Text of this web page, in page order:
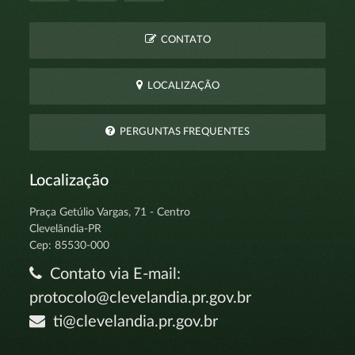
CONTATO
LOCALIZAÇÃO
PERGUNTAS FREQUENTES
Localização
Praça Getúlio Vargas, 71 - Centro
Clevelândia-PR
Cep: 85530-000
Contato via E-mail:
protocolo@clevelandia.pr.gov.br
ti@clevelandia.pr.gov.br